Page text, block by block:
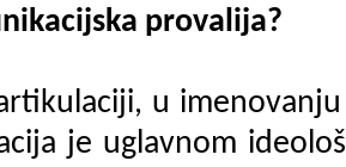
provalija?
u
je uglavnom